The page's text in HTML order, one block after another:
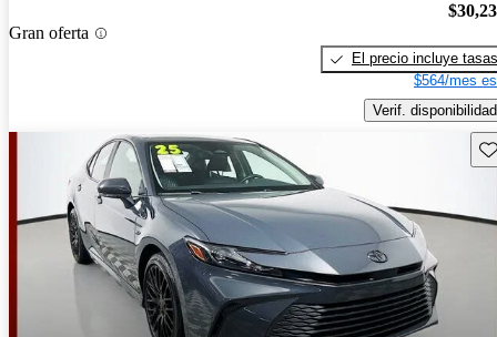
Gran oferta
El precio incluye tasas
$564/mes
Verif. disponibilidad